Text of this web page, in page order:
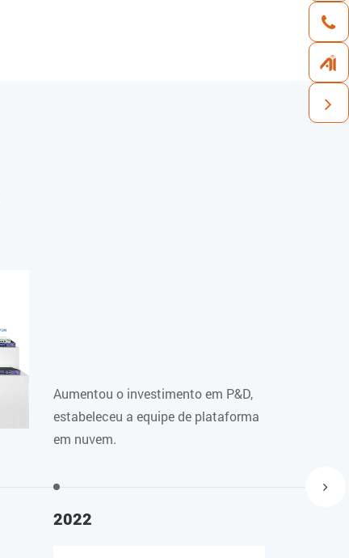
2022
Aumentou o investimento em P&D,
estabeleceu a equipe de plataforma
em nuvem.